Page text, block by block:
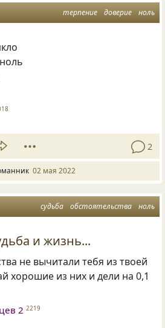
терпение доверие ноль
2
02 мая 2022
судьба обстоятельства ноль
и жизнь...
не вычитали тебя из твоей
хорошие из них и дели на 0,1
2 2219